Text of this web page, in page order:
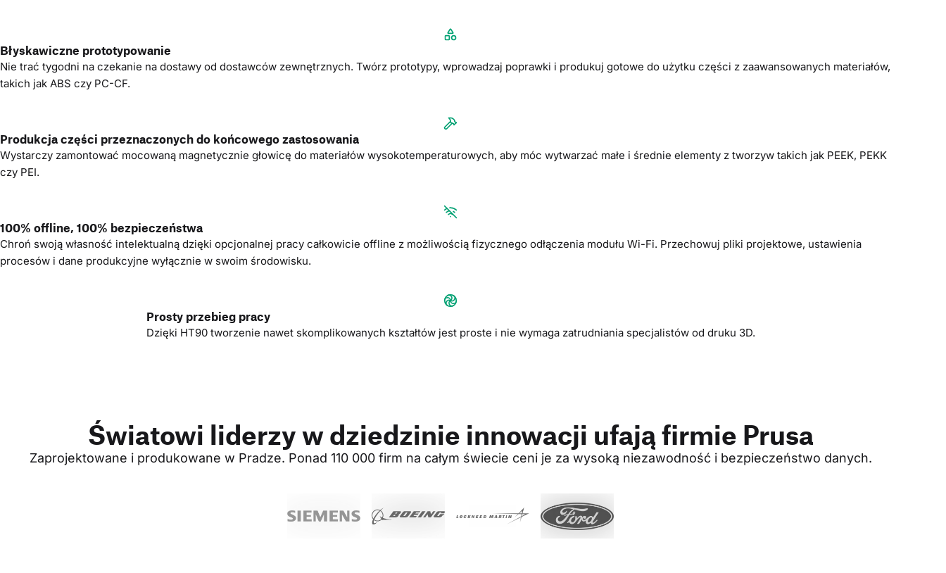
Błyskawiczne prototypowanie
Nie trać tygodni na czekanie na dostawy od dostawców zewnętrznych. Twórz prototypy, wprowadzaj poprawki i produkuj gotowe do użytku części z zaawansowanych materiałów,
takich jak ABS czy PC-CF.
Produkcja części przeznaczonych do końcowego zastosowania
Wystarczy zamontować mocowaną magnetycznie głowicę do materiałów wysokotemperaturowych, aby móc wytwarzać małe i średnie elementy z tworzyw takich jak PEEK, PEKK
czy PEI.
100% offline, 100% bezpieczeństwa
Chroń swoją własność intelektualną dzięki opcjonalnej pracy całkowicie offline z możliwością fizycznego odłączenia modułu Wi-Fi. Przechowuj pliki projektowe, ustawienia
procesów i dane produkcyjne wyłącznie w swoim środowisku.
Prosty przebieg pracy
Dzięki HT90 tworzenie nawet skomplikowanych kształtów jest proste i nie wymaga zatrudniania specjalistów od druku 3D.
Światowi liderzy w dziedzinie innowacji ufają firmie Prusa
Zaprojektowane i produkowane w Pradze. Ponad 110 000 firm na całym świecie ceni je za wysoką niezawodność i bezpieczeństwo danych.